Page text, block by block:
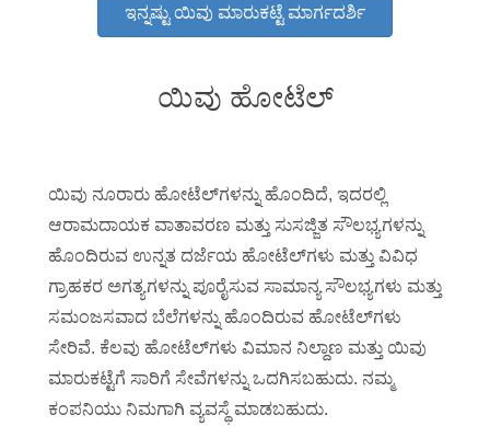
ಇನ್ನಷ್ಟು ಯಿವು ಮಾರುಕಟ್ಟೆ ಮಾರ್ಗದರ್ಶಿ
ಯಿವು ಹೋಟೆಲ್
ಯಿವು ನೂರಾರು ಹೋಟೆಲ್‌ಗಳನ್ನು ಹೊಂದಿದೆ, ಇದರಲ್ಲಿ
ಆರಾಮದಾಯಕ ವಾತಾವರಣ ಮತ್ತು ಸುಸಜ್ಜಿತ ಸೌಲಭ್ಯಗಳನ್ನು
ಹೊಂದಿರುವ ಉನ್ನತ ದರ್ಜೆಯ ಹೋಟೆಲ್‌ಗಳು ಮತ್ತು ವಿವಿಧ
ಗ್ರಾಹಕರ ಅಗತ್ಯಗಳನ್ನು ಪೂರೈಸುವ ಸಾಮಾನ್ಯ ಸೌಲಭ್ಯಗಳು ಮತ್ತು
ಸಮಂಜಸವಾದ ಬೆಲೆಗಳನ್ನು ಹೊಂದಿರುವ ಹೋಟೆಲ್‌ಗಳು
ಸೇರಿವೆ. ಕೆಲವು ಹೋಟೆಲ್‌ಗಳು ವಿಮಾನ ನಿಲ್ದಾಣ ಮತ್ತು ಯಿವು
ಮಾರುಕಟ್ಟೆಗೆ ಸಾರಿಗೆ ಸೇವೆಗಳನ್ನು ಒದಗಿಸಬಹುದು. ನಮ್ಮ
ಕಂಪನಿಯು ನಿಮಗಾಗಿ ವ್ಯವಸ್ಥೆ ಮಾಡಬಹುದು.